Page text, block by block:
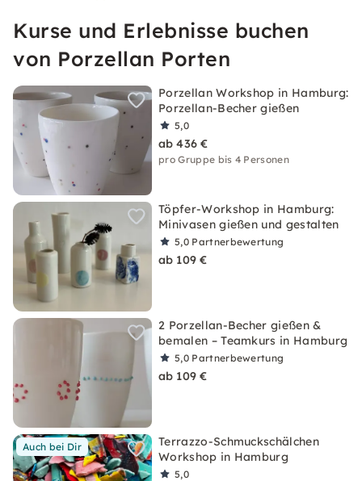
Kurse und Erlebnisse buchen
von Porzellan Porten
Porzellan Workshop in Hamburg:
Porzellan-Becher gießen
5,0
ab 436 €
pro Gruppe bis 4 Personen
Töpfer-Workshop in Hamburg:
Minivasen gießen und gestalten
5,0 Partnerbewertung
ab 109 €
2 Porzellan-Becher gießen &
bemalen – Teamkurs in Hamburg
5,0 Partnerbewertung
ab 109 €
Auch bei Dir
Terrazzo-Schmuckschälchen
Workshop in Hamburg
5,0